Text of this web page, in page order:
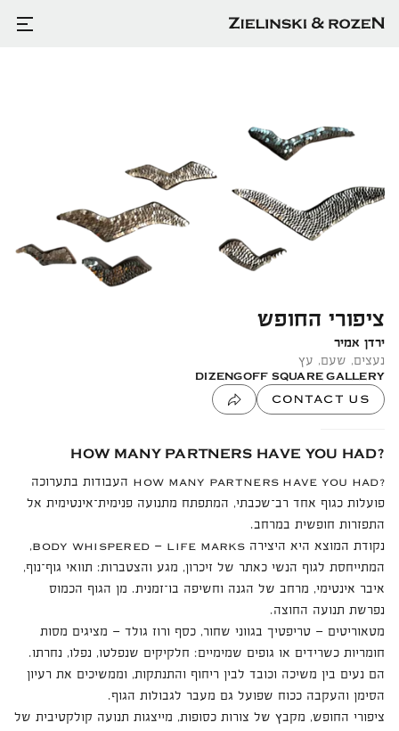
CONTACT US
ציפורי החופש
ירדן אמיר
נעצים, שעם, עץ
DIZENGOFF SQUARE GALLERY
HOW MANY PARTNERS HAVE YOU HAD?
HOW MANY PARTNERS HAVE YOU HAD? העבודות בתערוכה
פועלות כגוף אחד רב־שכבתי, המתפתח מתנועה פנימית־אינטימית אל
התפזרות חופשית במרחב.
נקודת המוצא היא היצירה LIFE MARKS
—
BODY WHISPERED
,
המתייחסת לגוף הנשי כאתר של זיכרון, מגע והצטברות: תוואי גוף־נוף,
איבר אינטימי, מרחב של הגנה וחשיפה בו־זמנית. מן הגוף הכמוס
נפרשת תנועה החוצה.
מטאוריטים — טריפטיך בגווני שחור, כסף ורוז גולד — מציגים מסות
חומריות כשרידים או גופים שמימיים: חלקיקים שנפלטו, נפלו, נחרתו.
הם נעים בין משיכה וכובד לבין ריחוף והתנתקות, וממשיכים את רעיון
הסימן והעקבה ככוח שפועל גם מעבר לגבולות הגוף.
ציפורי החופש, מקבץ של צורות כסופות, מייצגות תנועה קולקטיבית של